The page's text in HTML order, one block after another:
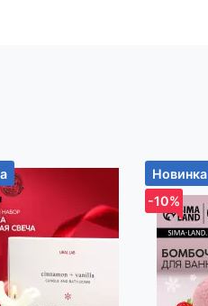
вы не забудете
Новинка
-10%